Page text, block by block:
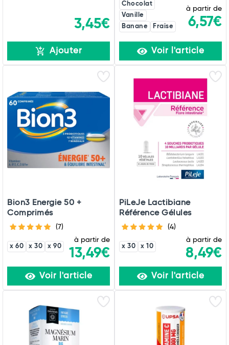
3,45€
Ajouter
Chocolat
Vanille
Banane
Fraise
à partir de
6,57€
Voir l'article
Bion3 Energie 50 +
Comprimés
(7)
x 60 x 30 x 90
à partir de
13,49€
Voir l'article
PiLeJe Lactibiane
Référence Gélules
(4)
x 30 x 10
à partir de
8,49€
Voir l'article